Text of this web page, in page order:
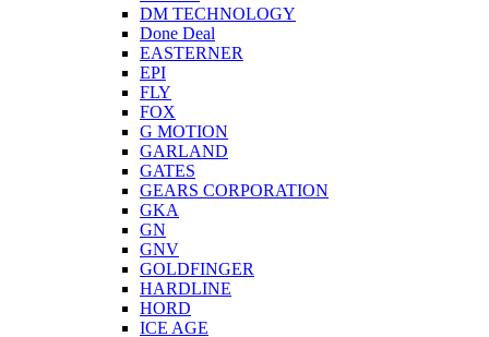
DM TECHNOLOGY
Done Deal
EASTERNER
EPI
FLY
FOX
G MOTION
GARLAND
GATES
GEARS CORPORATION
GKA
GN
GNV
GOLDFINGER
HARDLINE
HORD
ICE AGE